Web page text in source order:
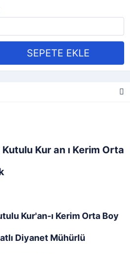
Kur an ı Kerim Orta
Kur'an-ı Kerim Orta Boy
Diyanet Mühürlü